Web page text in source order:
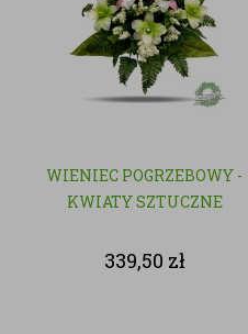
WIENIEC POGRZEBOWY -
KWIATY SZTUCZNE
339,50 zł